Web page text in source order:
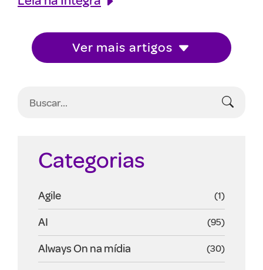
Ver mais artigos
Categorias
Agile (1)
AI (95)
Always On na mídia (30)